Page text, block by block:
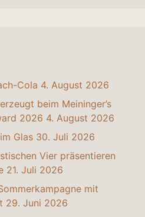
Cola 4. August 2026
beim Meininger’s
2026 4. August 2026
Glas 30. Juli 2026
Vier präsentieren
21. Juli 2026
mit
29. Juni 2026